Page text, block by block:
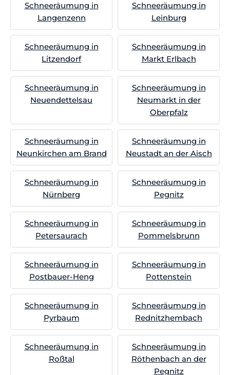
Schneeräumung in
Langenzenn
Schneeräumung in
Leinburg
Schneeräumung in
Litzendorf
Schneeräumung in
Markt Erlbach
Schneeräumung in
Neuendettelsau
Schneeräumung in
Neumarkt in der
Oberpfalz
Schneeräumung in
Neunkirchen am Brand
Schneeräumung in
Neustadt an der Aisch
Schneeräumung in
Nürnberg
Schneeräumung in
Pegnitz
Schneeräumung in
Petersaurach
Schneeräumung in
Pommelsbrunn
Schneeräumung in
Postbauer-Heng
Schneeräumung in
Pottenstein
Schneeräumung in
Pyrbaum
Schneeräumung in
Rednitzhembach
Schneeräumung in
Roßtal
Schneeräumung in
Röthenbach an der
Pegnitz